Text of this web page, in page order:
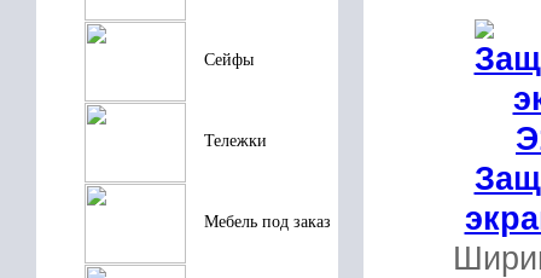
Сейфы
Тележки
Мебель под заказ